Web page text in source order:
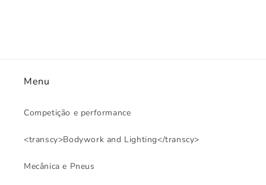
Menu
Competição e performance
<transcy>Bodywork and Lighting</transcy>
Mecânica e Pneus